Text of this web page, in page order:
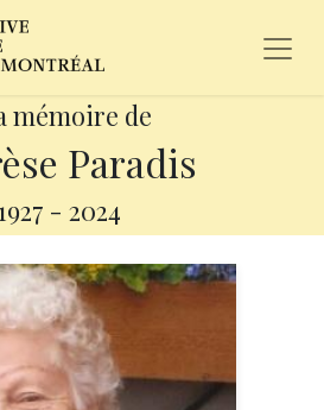
mémoire de
Paradis
- 2024